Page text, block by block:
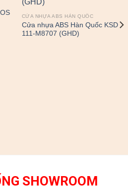
CỬA NHỰA ABS HÀN QUỐC
Cửa nhựa ABS Hàn Quốc KSD
111-M8707 (GHD)
SHOWROOM